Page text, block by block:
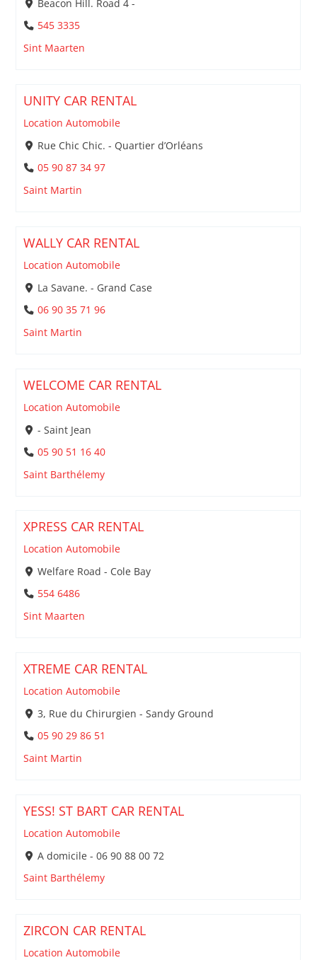
Beacon Hill. Road 4 -
545 3335
Sint Maarten
UNITY CAR RENTAL
Location Automobile
Rue Chic Chic. - Quartier d’Orléans
05 90 87 34 97
Saint Martin
WALLY CAR RENTAL
Location Automobile
La Savane. - Grand Case
06 90 35 71 96
Saint Martin
WELCOME CAR RENTAL
Location Automobile
- Saint Jean
05 90 51 16 40
Saint Barthélemy
XPRESS CAR RENTAL
Location Automobile
Welfare Road - Cole Bay
554 6486
Sint Maarten
XTREME CAR RENTAL
Location Automobile
3, Rue du Chirurgien - Sandy Ground
05 90 29 86 51
Saint Martin
YESS! ST BART CAR RENTAL
Location Automobile
A domicile - 06 90 88 00 72
Saint Barthélemy
ZIRCON CAR RENTAL
Location Automobile